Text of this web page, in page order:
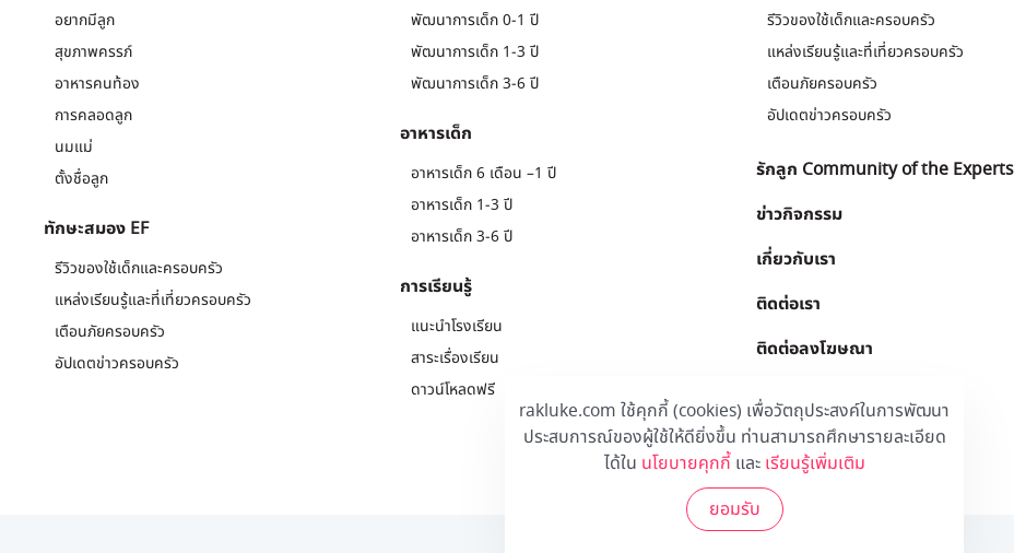
rakluke.com ใช้คุกกี้ (cookies) เพื่อวัตถุประสงค์ในการพัฒนา
ประสบการณ์ของผู้ใช้ให้ดียิ่งขึ้น ท่านสามารถศึกษารายละเอียด
ได้ใน นโยบายคุกกี้และ เรียนรู้เพิ่มเติม
ยอมรับ
อยากมีลูก
สุขภาพครรภ์
อาหารคนท้อง
การคลอดลูก
นมแม่
ตั้งชื่อลูก
ทักษะสมอง EF
รีวิวของใช้เด็กและครอบครัว
แหล่งเรียนรู้และที่เที่ยวครอบครัว
เตือนภัยครอบครัว
อัปเดตข่าวครอบครัว
พัฒนาการเด็ก 0-1 ปี
พัฒนาการเด็ก 1-3 ปี
พัฒนาการเด็ก 3-6 ปี
อาหารเด็ก
อาหารเด็ก 6 เดือน –1 ปี
อาหารเด็ก 1-3 ปี
อาหารเด็ก 3-6 ปี
การเรียนรู้
แนะนำโรงเรียน
สาระเรื่องเรียน
ดาวน์โหลดฟรี
รีวิวของใช้เด็กและครอบครัว
แหล่งเรียนรู้และที่เที่ยวครอบครัว
เตือนภัยครอบครัว
อัปเดตข่าวครอบครัว
รักลูก Community of the Experts
ข่าวกิจกรรม
เกี่ยวกับเรา
ติดต่อเรา
ติดต่อลงโฆษณา